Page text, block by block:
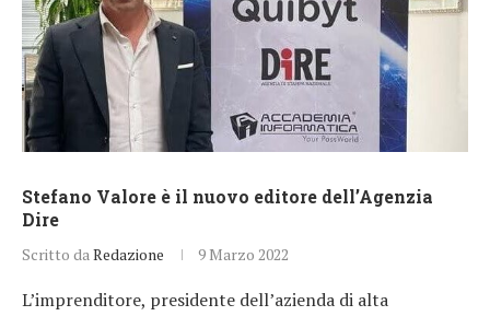
Stefano Valore è il nuovo editore dell’Agenzia
Dire
Scritto da Redazione 9 Marzo 2022
L’imprenditore, presidente dell’azienda di alta